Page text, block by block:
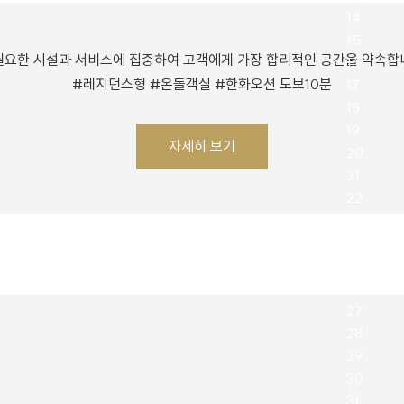
요한 시설과 서비스에 집중하여 고객에게 가장 합리적인 공간을 약속합
#레지던스형 #온돌객실 #한화오션 도보10분
자세히 보기